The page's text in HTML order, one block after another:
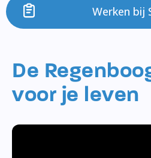
Werken bij
De
voor je leven